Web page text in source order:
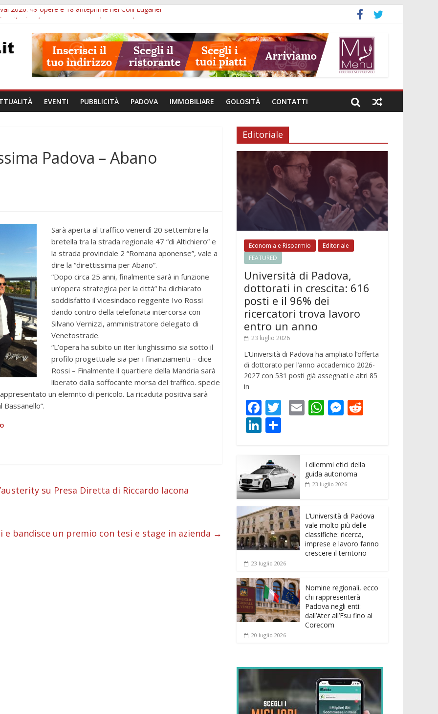
2026: 49 opere e 18 anteprime nei Colli Euganei
ore 21: lavoratore morto, credito sul gasolio e IA nei Comuni
visite ed escursioni fino a settembre
di Padova: 5 funzionari, domande entro il 7 agosto
EVENTI PUBBLICITÀ PADOVA IMMOBILIARE GOLOSITÀ CONTATTI
Padova – Abano
Sarà aperta al traffico venerdì 20 settembre la
bretella tra la strada regionale 47 “di Altichiero” e
la strada provinciale 2 “Romana aponense”, vale a
dire la “direttissima per Abano”.
“Dopo circa 25 anni, finalmente sarà in funzione
un’opera strategica per la città” ha dichiarato
soddisfatto il vicesindaco reggente Ivo Rossi
dando contro della telefonata intercorsa con
Silvano Vernizzi, amministratore delegato di
Venetostrade.
“L’opera ha subito un iter lunghissimo sia sotto il
profilo progettuale sia per i finanziamenti – dice
Rossi – Finalmente il quartiere della Mandria sarà
liberato dalla soffocante morsa del traffico. specie
un elemnto di pericolo. La ricaduta positiva sarà
su Presa Diretta di Riccardo Iacona
e bandisce un premio con tesi e stage in azienda →
Editoriale
Economia e Risparmio
Editoriale
FEATURED
Università di Padova,
dottorati in crescita: 616
posti e il 96% dei
ricercatori trova lavoro
entro un anno
23 luglio 2026
L’Università di Padova ha ampliato l’offerta
di dottorato per l’anno accademico 2026-
2027 con 531 posti già assegnati e altri 85
in
F
ac
e
b
o
o
k
T
er
E W
A
p
M
n
g
t
Li
k
e
dI
n
n
di
vi
di
I dilemmi etici della
guida autonoma
23 luglio 2026
L’Università di Padova
vale molto più delle
classifiche: ricerca,
imprese e lavoro fanno
crescere il territorio
23 luglio 2026
Nomine regionali, ecco
chi rappresenterà
Padova negli enti:
dall’Ater all’Esu fino al
Corecom
20 luglio 2026